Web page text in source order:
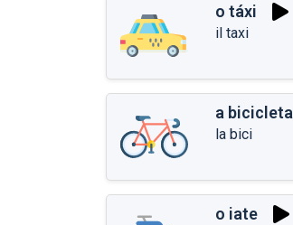
o táxi
il taxi
a bicicleta
la bici
o iate